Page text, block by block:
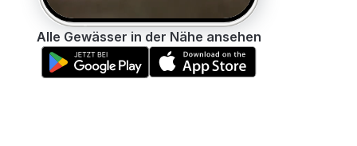
Alle Gewässer in der Nähe ansehen